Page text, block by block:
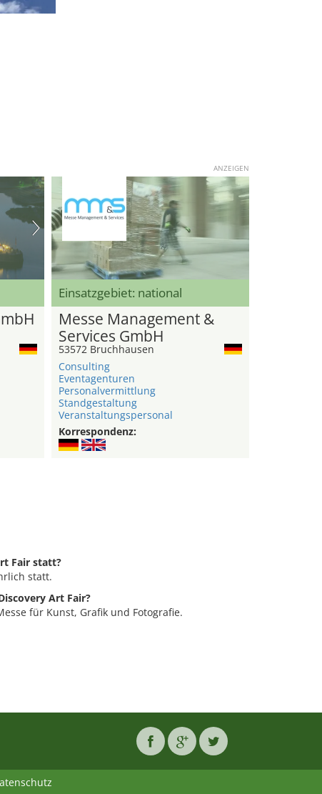
ANZEIGEN
Einsatzgebiet: national
Messe Management &
Services GmbH
53572 Bruchhausen
Consulting
Eventagenturen
Personalvermittlung
Standgestaltung
Veranstaltungspersonal
Korrespondenz:
Fair statt?
statt.
Art Fair?
für Kunst, Grafik und Fotografie.